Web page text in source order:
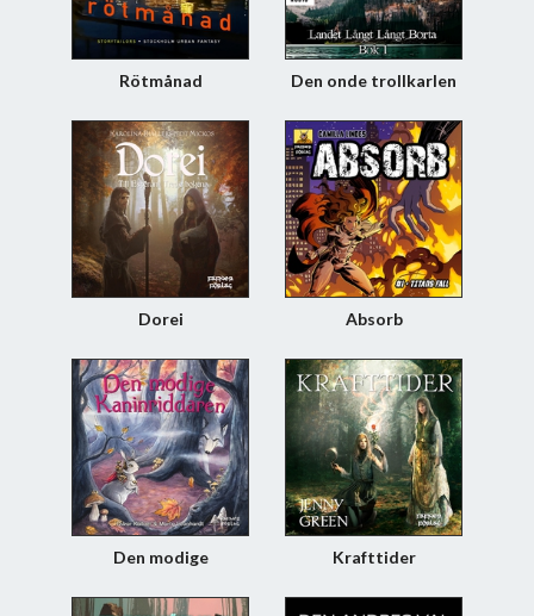
Rötmånad Den onde trollkarlen
Dorei Absorb
Den modige
Krafttider